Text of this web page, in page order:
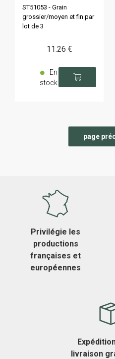
ST51053 - Grain
grossier/moyen et fin par
lot de 3
11.26 €
En
stock
Privilégie les
productions
françaises et
européennes
livraison